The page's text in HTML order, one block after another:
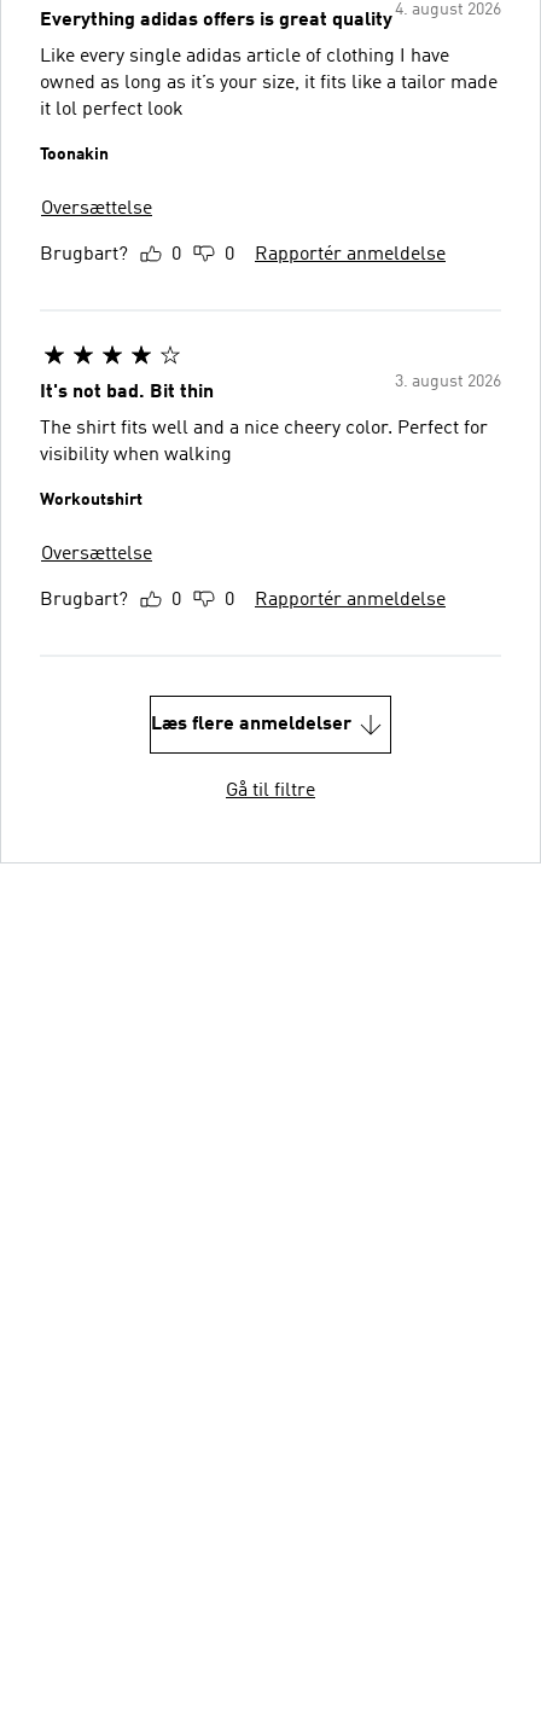
4. august 2026
Everything adidas offers is great quality
Like every single adidas article of clothing I have
owned as long as it’s your size, it fits like a tailor made
it lol perfect look
Toonakin
Oversættelse
Brugbart? 0 0 Rapportér anmeldelse
3. august 2026
It's not bad. Bit thin
The shirt fits well and a nice cheery color. Perfect for
visibility when walking
Workoutshirt
Oversættelse
Brugbart? 0 0 Rapportér anmeldelse
Læs flere anmeldelser
Gå til filtre